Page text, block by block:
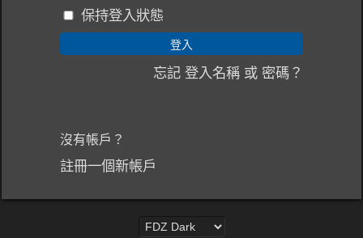
保持登入狀態
忘記 登入名稱 或 密碼？
沒有帳戶？
註冊一個新帳戶